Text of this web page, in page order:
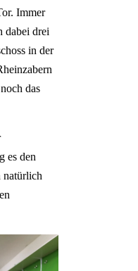
Immer
dabei drei
in der
das
es den
natürlich